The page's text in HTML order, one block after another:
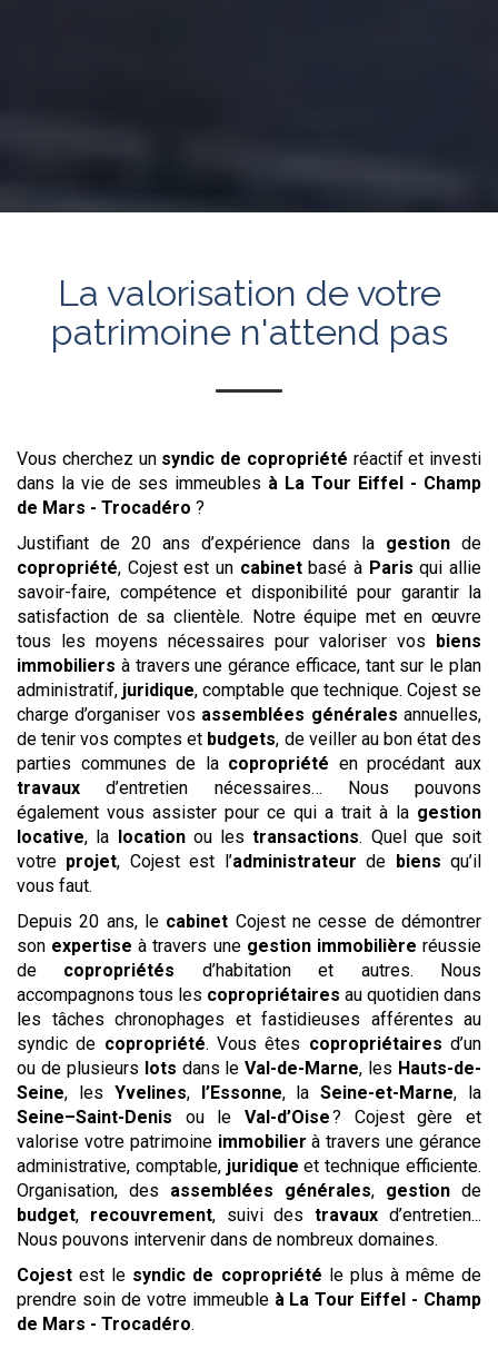
La valorisation de votre
patrimoine n'attend pas
Vous cherchez un syndic de copropriété réactif et investi
dans la vie de ses immeubles à La Tour Eiffel - Champ
de Mars - Trocadéro ?
Justifiant de 20 ans d’expérience dans la gestion de
copropriété, Cojest est un cabinetbasé à Paris qui allie
savoir-faire, compétence et disponibilité pour garantir la
satisfaction de sa clientèle. Notre équipe met en œuvre
tous les moyens nécessaires pour valoriser vos
biens
immobiliers à travers une gérance efficace, tant sur le plan
administratif, juridique, comptable que technique. Cojest se
charge d’organiser vos assemblées générales annuelles,
de tenir vos comptes et budgets, de veiller au bon état des
parties communes de la copropriété en procédant aux
travaux d’entretien nécessaires… Nous pouvons
également vous assister pour ce qui a trait à la gestion
locative, la locationou lestransactions. Quel que soit
votre projet, Cojest est l’administrateur de biens qu’il
vous faut.
Depuis 20 ans, le cabinet Cojest ne cesse de démontrer
son expertise à travers une gestion immobilière réussie
de copropriétés d’habitation et autres. Nous
accompagnons tous les copropriétaires au quotidien dans
les tâches chronophages et fastidieuses afférentes au
syndic de copropriété. Vous êtes copropriétaires d’un
ou de plusieurs lots dans leVal-de-Marne, les Hauts-de-
Seine, les Yvelines, l’Essonne, laSeine-et-Marne, la
Seine–Saint-Denis ou le Val-d’Oise? Cojest gère et
valorise votre patrimoine immobilier à travers une gérance
administrative, comptable, juridique et technique efficiente.
Organisation, des assemblées générales, gestion de
budget, recouvrement, suivi destravaux d’entretien...
Nous pouvons intervenir dans de nombreux domaines.
Cojest est le syndic de copropriété le plus à même de
prendre soin de votre immeuble à La Tour Eiffel - Champ
de Mars - Trocadéro.